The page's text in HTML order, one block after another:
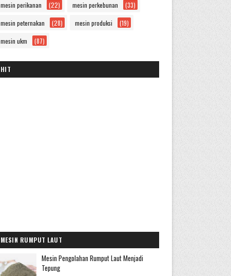
mesin perikanan (22) mesin perkebunan (33)
mesin peternakan (28) mesin produksi (19)
mesin ukm (87)
HIT
MESIN RUMPUT LAUT
Mesin Pengolahan Rumput Laut Menjadi
Tepung